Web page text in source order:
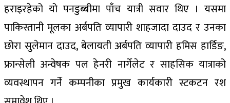
हराइरहेको यो पनडुब्बीमा पाँच यात्री सवार थिए । यसमा
पाकिस्तानी मूलका अर्बपति व्यापारी शाहजादा दाउद र उनका
छोरा सुलेमान दाउद, बेलायती अर्बपति व्यापारी हमिस हार्डिङ,
फ्रान्सेली अन्वेषक पल हेनरी नार्गेलेट र साहसिक यात्राको
व्यवस्थापन गर्ने कम्पनीका प्रमुख कार्यकारी स्टकटन रश